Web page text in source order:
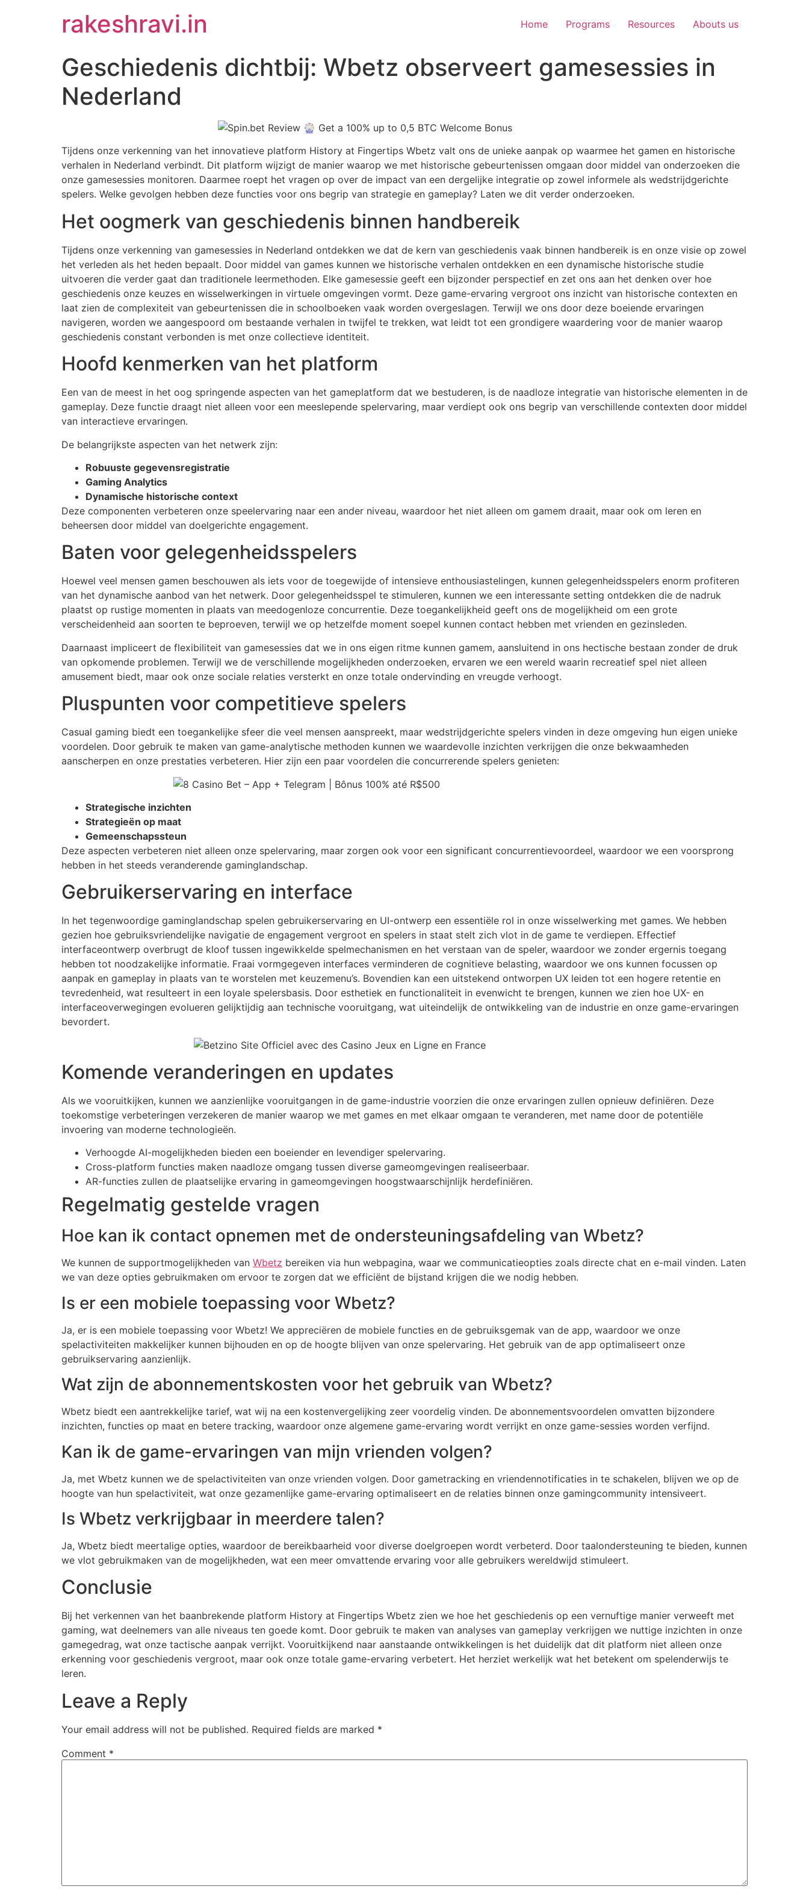
rakeshravi.in Home Programs Resources Abouts us
Geschiedenis dichtbij: Wbetz observeert gamesessies in
Nederland
Tijdens onze verkenning van het innovatieve platform History at Fingertips Wbetz valt ons de unieke aanpak op waarmee het gamen en historische
verhalen in Nederland verbindt. Dit platform wijzigt de manier waarop we met historische gebeurtenissen omgaan door middel van onderzoeken die
onze gamesessies monitoren. Daarmee roept het vragen op over de impact van een dergelijke integratie op zowel informele als wedstrijdgerichte
spelers. Welke gevolgen hebben deze functies voor ons begrip van strategie en gameplay? Laten we dit verder onderzoeken.
Het oogmerk van geschiedenis binnen handbereik
Tijdens onze verkenning van gamesessies in Nederland ontdekken we dat de kern van geschiedenis vaak binnen handbereik is en onze visie op zowel
het verleden als het heden bepaalt. Door middel van games kunnen we historische verhalen ontdekken en een dynamische historische studie
uitvoeren die verder gaat dan traditionele leermethoden. Elke gamesessie geeft een bijzonder perspectief en zet ons aan het denken over hoe
geschiedenis onze keuzes en wisselwerkingen in virtuele omgevingen vormt. Deze game-ervaring vergroot ons inzicht van historische contexten en
laat zien de complexiteit van gebeurtenissen die in schoolboeken vaak worden overgeslagen. Terwijl we ons door deze boeiende ervaringen
navigeren, worden we aangespoord om bestaande verhalen in twijfel te trekken, wat leidt tot een grondigere waardering voor de manier waarop
geschiedenis constant verbonden is met onze collectieve identiteit.
Hoofd kenmerken van het platform
Een van de meest in het oog springende aspecten van het gameplatform dat we bestuderen, is de naadloze integratie van historische elementen in de
gameplay. Deze functie draagt niet alleen voor een meeslepende spelervaring, maar verdiept ook ons begrip van verschillende contexten door middel
van interactieve ervaringen.
De belangrijkste aspecten van het netwerk zijn:
Robuuste gegevensregistratie
Gaming Analytics
Dynamische historische context
Deze componenten verbeteren onze speelervaring naar een ander niveau, waardoor het niet alleen om gamem draait, maar ook om leren en
beheersen door middel van doelgerichte engagement.
Baten voor gelegenheidsspelers
Hoewel veel mensen gamen beschouwen als iets voor de toegewijde of intensieve enthousiastelingen, kunnen gelegenheidsspelers enorm profiteren
van het dynamische aanbod van het netwerk. Door gelegenheidsspel te stimuleren, kunnen we een interessante setting ontdekken die de nadruk
plaatst op rustige momenten in plaats van meedogenloze concurrentie. Deze toegankelijkheid geeft ons de mogelijkheid om een grote
verscheidenheid aan soorten te beproeven, terwijl we op hetzelfde moment soepel kunnen contact hebben met vrienden en gezinsleden.
Daarnaast impliceert de flexibiliteit van gamesessies dat we in ons eigen ritme kunnen gamem, aansluitend in ons hectische bestaan zonder de druk
van opkomende problemen. Terwijl we de verschillende mogelijkheden onderzoeken, ervaren we een wereld waarin recreatief spel niet alleen
amusement biedt, maar ook onze sociale relaties versterkt en onze totale ondervinding en vreugde verhoogt.
Pluspunten voor competitieve spelers
Casual gaming biedt een toegankelijke sfeer die veel mensen aanspreekt, maar wedstrijdgerichte spelers vinden in deze omgeving hun eigen unieke
voordelen. Door gebruik te maken van game-analytische methoden kunnen we waardevolle inzichten verkrijgen die onze bekwaamheden
aanscherpen en onze prestaties verbeteren. Hier zijn een paar voordelen die concurrerende spelers genieten:
Strategische inzichten
Strategieën op maat
Gemeenschapssteun
Deze aspecten verbeteren niet alleen onze spelervaring, maar zorgen ook voor een significant concurrentievoordeel, waardoor we een voorsprong
hebben in het steeds veranderende gaminglandschap.
Gebruikerservaring en interface
In het tegenwoordige gaminglandschap spelen gebruikerservaring en UI-ontwerp een essentiële rol in onze wisselwerking met games. We hebben
gezien hoe gebruiksvriendelijke navigatie de engagement vergroot en spelers in staat stelt zich vlot in de game te verdiepen. Effectief
interfaceontwerp overbrugt de kloof tussen ingewikkelde spelmechanismen en het verstaan van de speler, waardoor we zonder ergernis toegang
hebben tot noodzakelijke informatie. Fraai vormgegeven interfaces verminderen de cognitieve belasting, waardoor we ons kunnen focussen op
aanpak en gameplay in plaats van te worstelen met keuzemenu’s. Bovendien kan een uitstekend ontworpen UX leiden tot een hogere retentie en
tevredenheid, wat resulteert in een loyale spelersbasis. Door esthetiek en functionaliteit in evenwicht te brengen, kunnen we zien hoe UX- en
interfaceoverwegingen evolueren gelijktijdig aan technische vooruitgang, wat uiteindelijk de ontwikkeling van de industrie en onze game-ervaringen
bevordert.
Komende veranderingen en updates
Als we vooruitkijken, kunnen we aanzienlijke vooruitgangen in de game-industrie voorzien die onze ervaringen zullen opnieuw definiëren. Deze
toekomstige verbeteringen verzekeren de manier waarop we met games en met elkaar omgaan te veranderen, met name door de potentiële
invoering van moderne technologieën.
Verhoogde AI-mogelijkheden bieden een boeiender en levendiger spelervaring.
Cross-platform functies maken naadloze omgang tussen diverse gameomgevingen realiseerbaar.
AR-functies zullen de plaatselijke ervaring in gameomgevingen hoogstwaarschijnlijk herdefiniëren.
Regelmatig gestelde vragen
Hoe kan ik contact opnemen met de ondersteuningsafdeling van Wbetz?
We kunnen de supportmogelijkheden van Wbetz bereiken via hun webpagina, waar we communicatieopties zoals directe chat en e-mail vinden. Laten
we van deze opties gebruikmaken om ervoor te zorgen dat we efficiënt de bijstand krijgen die we nodig hebben.
Is er een mobiele toepassing voor Wbetz?
Ja, er is een mobiele toepassing voor Wbetz! We appreciëren de mobiele functies en de gebruiksgemak van de app, waardoor we onze
spelactiviteiten makkelijker kunnen bijhouden en op de hoogte blijven van onze spelervaring. Het gebruik van de app optimaliseert onze
gebruikservaring aanzienlijk.
Wat zijn de abonnementskosten voor het gebruik van Wbetz?
Wbetz biedt een aantrekkelijke tarief, wat wij na een kostenvergelijking zeer voordelig vinden. De abonnementsvoordelen omvatten bijzondere
inzichten, functies op maat en betere tracking, waardoor onze algemene game-ervaring wordt verrijkt en onze game-sessies worden verfijnd.
Kan ik de game-ervaringen van mijn vrienden volgen?
Ja, met Wbetz kunnen we de spelactiviteiten van onze vrienden volgen. Door gametracking en vriendennotificaties in te schakelen, blijven we op de
hoogte van hun spelactiviteit, wat onze gezamenlijke game-ervaring optimaliseert en de relaties binnen onze gamingcommunity intensiveert.
Is Wbetz verkrijgbaar in meerdere talen?
Ja, Wbetz biedt meertalige opties, waardoor de bereikbaarheid voor diverse doelgroepen wordt verbeterd. Door taalondersteuning te bieden, kunnen
we vlot gebruikmaken van de mogelijkheden, wat een meer omvattende ervaring voor alle gebruikers wereldwijd stimuleert.
Conclusie
Bij het verkennen van het baanbrekende platform History at Fingertips Wbetz zien we hoe het geschiedenis op een vernuftige manier verweeft met
gaming, wat deelnemers van alle niveaus ten goede komt. Door gebruik te maken van analyses van gameplay verkrijgen we nuttige inzichten in onze
gamegedrag, wat onze tactische aanpak verrijkt. Vooruitkijkend naar aanstaande ontwikkelingen is het duidelijk dat dit platform niet alleen onze
erkenning voor geschiedenis vergroot, maar ook onze totale game-ervaring verbetert. Het herziet werkelijk wat het betekent om spelenderwijs te
leren.
Leave a Reply
Your email address will not be published. Required fields are marked *
Comment *